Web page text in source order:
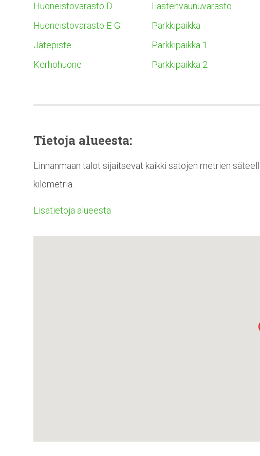
Huoneistovarasto D
Huoneistovarasto E-G
Jätepiste
Kerhohuone
Lastenvaunuvarasto
Parkkipaikka
Parkkipaikka 1
Parkkipaikka 2
Tietoja alueesta:
Linnanmaan talot sijaitsevat kaikki satojen metrien
kilometriä.
Lisätietoja alueesta